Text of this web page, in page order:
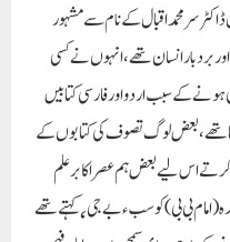
سر محمد اقبال کے نام سے مشہور
بردبار انسان تھے ، انہوں نے کسی
ہونے کے سبب اردو اور فارسی کتابیں
تھے ، بعض لوگ تصوف کی کتابوں کے
اس لیے بعض ہم عصر اکابر علم
انہیں ان پڑھ فلسفی کہتے تھے ۔علامہ اقبال کی والدہ ( امام بی بی ) کو سب ٫ بے جی ٬ کہتے تھے